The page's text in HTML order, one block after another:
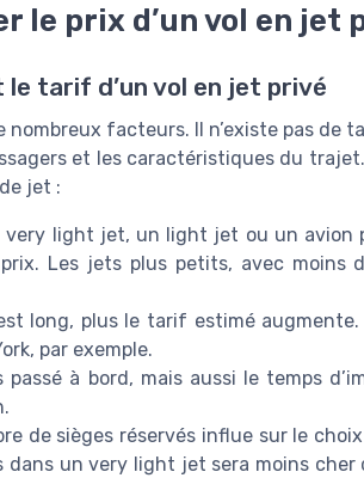
le prix d’un vol en jet
tarif d’un vol en jet privé
nombreux facteurs. Il n’existe pas de
et les caractéristiques du
jet :
light jet, un light jet ou un avion
Les jets plus petits, avec moins
long, plus le tarif estimé augmente.
par exemple.
passé à bord, mais aussi le temps
de sièges réservés influe sur le
dans un very light jet sera moins cher